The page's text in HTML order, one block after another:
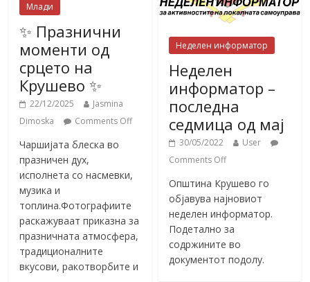
Млади
✨ Празнични
моменти од
срцето на
Крушево ✨
22/12/2025
Jasmina
Dimoska
Comments Off
Чаршијата блеска во
празничен дух,
исполнета со насмевки,
музика и
топлина.Фотографиите
раскажуваат приказна за
празничната атмосфера,
традиционалните
вкусови, ракотворбите и
Неделен информатор
Неделен
информатор –
последна
седмица од мај
30/05/2022
User
Comments Off
Општина Крушево го
објавува најновиот
неделен информатор.
Подетално за
содржините во
документот подолу.